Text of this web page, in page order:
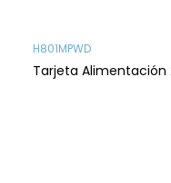
H801MPWD
Tarjeta Alimentación